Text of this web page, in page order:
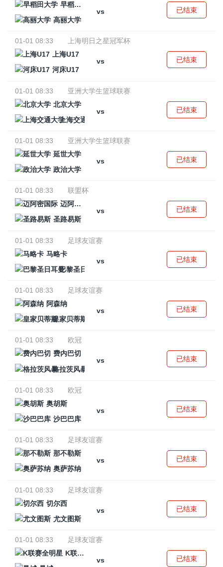
早稻田大学
vs
高丽大学
已结束
01-01 08:33
上海明日之星冠军杯
上海U17
vs
河床U17
已结束
01-01 08:33
亚洲大学生篮球联赛
北京大学
vs
上海交通大学
已结束
01-01 08:33
亚洲大学生篮球联赛
延世大学
vs
政治大学
已结束
01-01 08:33
联盟杯
迈阿密国际
vs
圣路易斯
已结束
01-01 08:33
足球友谊赛
马略卡
vs
巴黎圣日耳曼
已结束
01-01 08:33
足球友谊赛
阿森纳
vs
皇家贝蒂斯
已结束
01-01 08:33
欧冠
费内巴切
vs
格拉茨风暴
已结束
01-01 08:33
欧冠
奥胡斯
vs
沙巴巴库
已结束
01-01 08:33
足球友谊赛
那不勒斯
vs
奥萨苏纳
已结束
01-01 08:33
足球友谊赛
切尔西
vs
尤文图斯
已结束
01-01 08:33
足球友谊赛
K联赛全明星
vs
已结束